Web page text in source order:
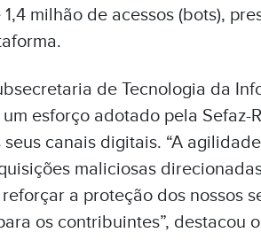
milhão de acessos (bots),
de Tecnologia da
esforço adotado pela Sefaz-
canais digitais. “A
maliciosas
a proteção dos nossos
os contribuintes”, destacou